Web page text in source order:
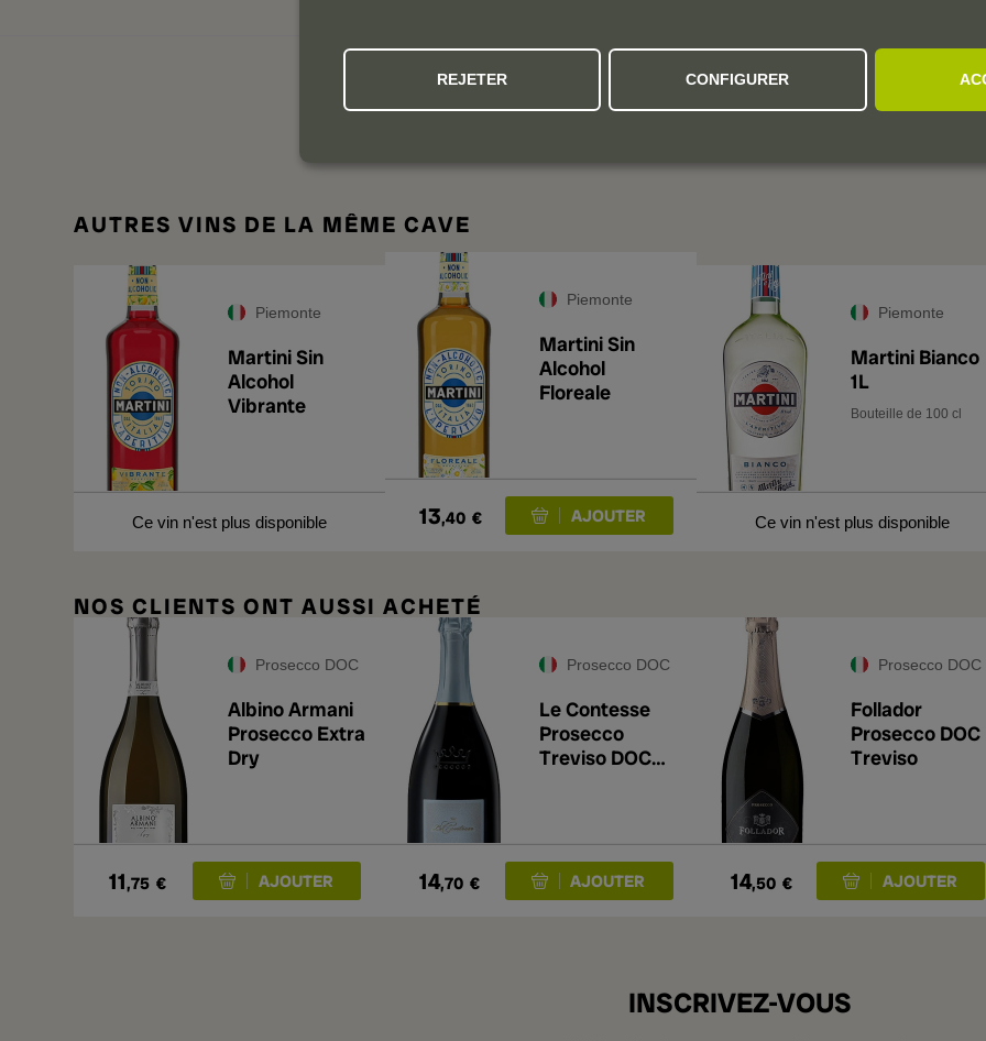
NOS RECOMMANDATIONS
AUTRES VINS DE LA MÊME CAVE
Piemonte
Martini Sin
Alcohol
Vibrante
Ce vin n'est plus disponible
Piemonte
Martini Sin
Alcohol
Floreale
13,40 €
Piemonte
Martini Bianco
1L
Bouteille de 100 cl
Ce vin n'est plus disponible
NOS CLIENTS ONT AUSSI ACHETÉ
Prosecco DOC
Albino Armani
Prosecco Extra
Dry
11,75 €
Prosecco DOC
Le Contesse
Prosecco
Treviso DOC
14,70 €
Prosecco DOC
Follador
Prosecco DOC
Treviso
14,50 €
INSCRIVEZ-VOUS
REJETER CONFIGURER